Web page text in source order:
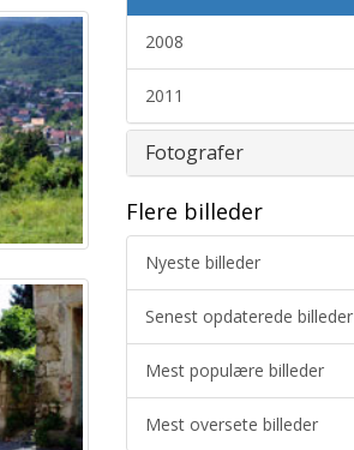
2008
2011
Fotografer
Flere billeder
Nyeste billeder
Senest opdaterede billeder
Mest populære billeder
Mest oversete billeder